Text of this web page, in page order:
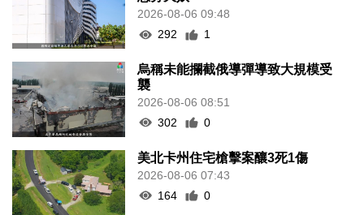
2026-08-06 09:48
292
1
烏稱未能攔截俄導彈導致大規模受
襲
2026-08-06 08:51
302
0
美北卡州住宅槍擊案釀3死1傷
2026-08-06 07:43
164
0